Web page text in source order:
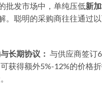
批发市场中，单纯压低新
。聪明的采购商往往通过
长期协议： 与供应商签订
获得额外5%-12%的价格